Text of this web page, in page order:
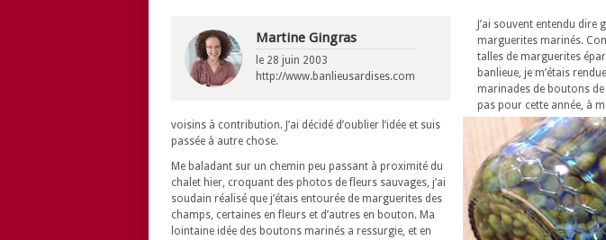
Martine Gingras
le 28 juin 2003
http://www.banlieusardises.com
J’ai souvent entendu
marguerites marinés.
talles de marguerites
banlieue, je m’étais
marinades de boutons
pas pour cette année, à
voisins à contribution. J’ai décidé d’oublier l’idée et suis
passée à autre chose.
Me baladant sur un chemin peu passant à proximité du
chalet hier, croquant des photos de fleurs sauvages, j’ai
soudain réalisé que j’étais entourée de marguerites des
champs, certaines en fleurs et d’autres en bouton. Ma
lointaine idée des boutons marinés a ressurgie, et en